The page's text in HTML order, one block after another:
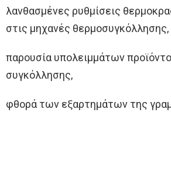
λανθασμένες ρυθμίσεις
στις μηχανές θερμοσυγκόλλησης,
παρουσία υπολειμμάτων
συγκόλλησης,
φθορά των εξαρτημάτων της